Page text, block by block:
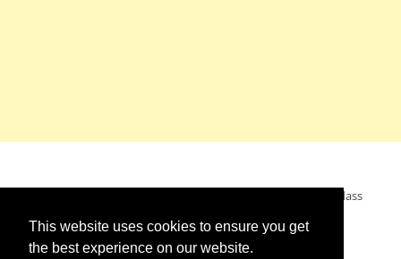
This website uses cookies to ensure you get
the best experience on our website.
Mein Wunsch: dass alle Menschen ohne Krieg leben dürfen, dass
Kriegstreibern abwenden. Das wünsche ich mir.